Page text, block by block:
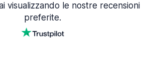
visualizzando le nostre recensioni
preferite.